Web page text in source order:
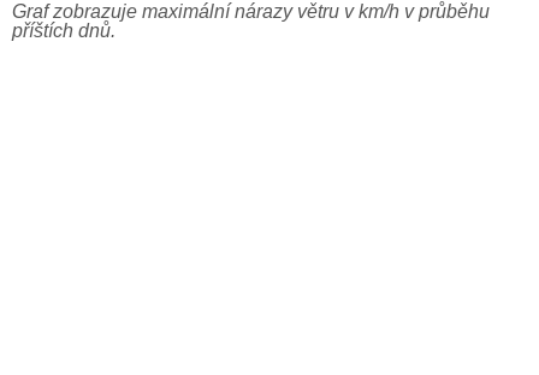
Graf zobrazuje maximální nárazy větru v km/h v průběhu
příštích dnů.